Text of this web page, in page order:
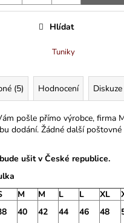
Tuniky
Hlídat
(5) Hodnocení Diskuze
pošle přímo výrobce, firma
dodání. Žádné další poštovné
ušit v České republice.
M M L L XL
40 42 44 46 48